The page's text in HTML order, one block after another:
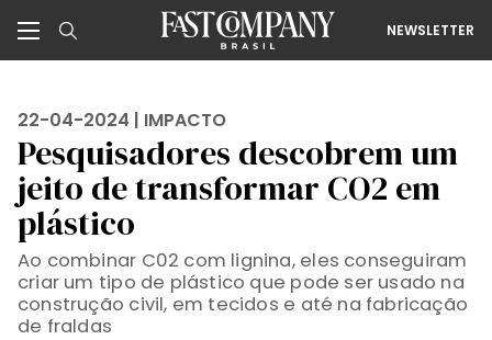
NEWSLETTER
22-04-2024 | IMPACTO
Pesquisadores descobrem um
jeito de transformar CO2 em
plástico
Ao combinar C02 com lignina, eles conseguiram
criar um tipo de plástico que pode ser usado na
construção civil, em tecidos e até na fabricação
de fraldas